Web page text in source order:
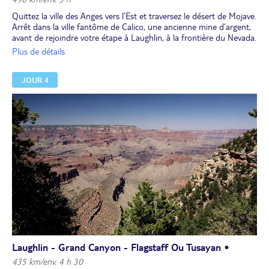
Quittez la ville des Anges vers l’Est et traversez le désert de Mojave.
Arrêt dans la ville fantôme de Calico, une ancienne mine d’argent,
avant de rejoindre votre étape à Laughlin, à la frontière du Nevada.
Profitez de la soirée pour réviser les règles des jeux de hasard les
long du fleuve Colorado.
Plus de détails
JOUR 4
Laughlin - Grand Canyon - Flagstaff Ou Tusayan •
435 km/env. 4 h 30